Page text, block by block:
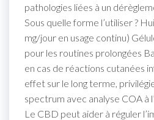
pathologies liées à un
Sous quelle forme l’utiliser ?
mg/jour en usage continu)
pour les routines prolongées
en cas de réactions cutanées
effet sur le long terme,
spectrum avec analyse COA à
Le CBD peut aider à réguler